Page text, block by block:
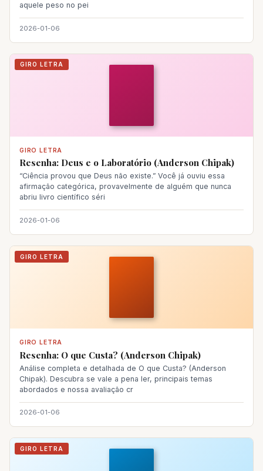
aquele peso no pei
2026-01-06
GIRO LETRA
GIRO LETRA
Resenha: Deus e o Laboratório (Anderson Chipak)
“Ciência provou que Deus não existe.” Você já ouviu essa
afirmação categórica, provavelmente de alguém que nunca
abriu livro científico séri
2026-01-06
GIRO LETRA
GIRO LETRA
Resenha: O que Custa? (Anderson Chipak)
Análise completa e detalhada de O que Custa? (Anderson
Chipak). Descubra se vale a pena ler, principais temas
abordados e nossa avaliação cr
2026-01-06
GIRO LETRA